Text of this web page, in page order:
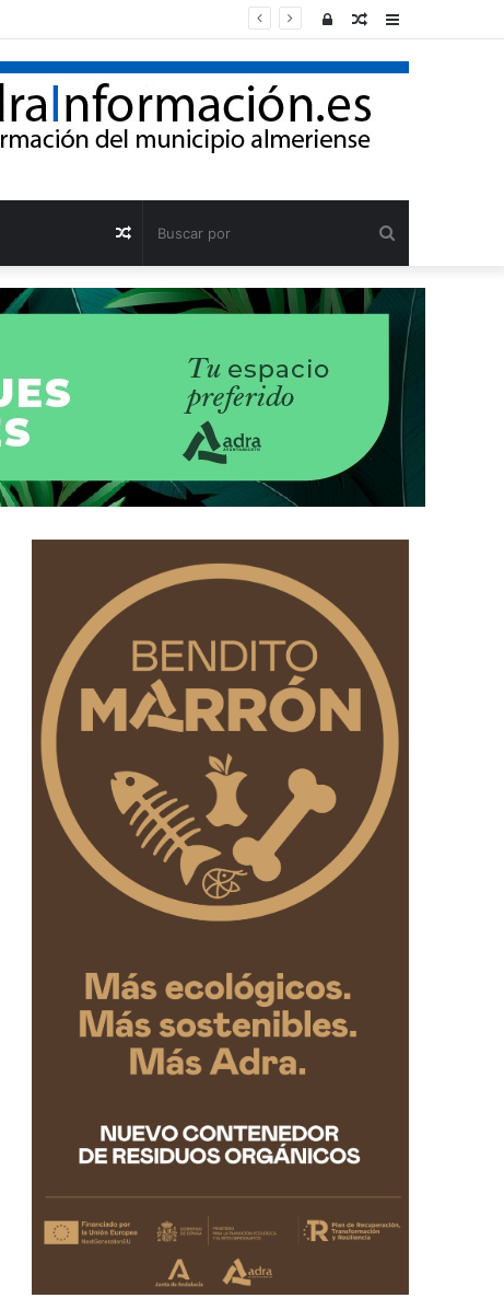
Barra
Publicación
azar
Acceso
por
Publicación
al